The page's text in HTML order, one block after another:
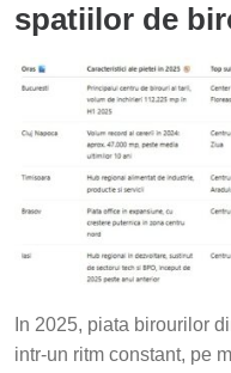
spatiilor de
In 2025, piata birourilor
intr-un ritm constant, pe